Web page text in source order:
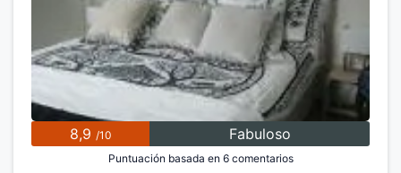
8,9 /10 Fabuloso
Puntuación basada en 6 comentarios